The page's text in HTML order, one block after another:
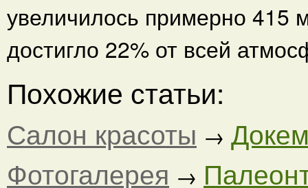
увеличилось примерно 415
достигло 22% от всей
Похожие статьи:
Салон красоты →
Фотогалерея →